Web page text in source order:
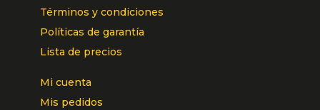
Términos y condiciones
Políticas de garantía
Lista de precios
Mi cuenta
Mis pedidos